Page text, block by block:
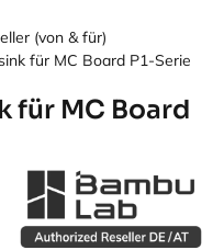
(von & für)
für MC Board P1-Serie
für MC Board